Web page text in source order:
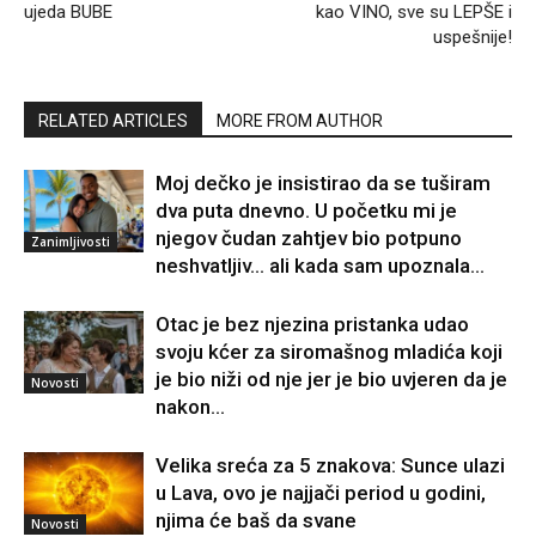
ujeda BUBE
kao VINO, sve su LEPŠE i
uspešnije!
RELATED ARTICLES MORE FROM AUTHOR
Zanimljivosti
Moj dečko je insistirao da se tuširam
dva puta dnevno. U početku mi je
njegov čudan zahtjev bio potpuno
neshvatljiv… ali kada sam upoznala...
Novosti
Otac je bez njezina pristanka udao
svoju kćer za siromašnog mladića koji
je bio niži od nje jer je bio uvjeren da je
nakon...
Novosti
Velika sreća za 5 znakova: Sunce ulazi
u Lava, ovo je najjači period u godini,
njima će baš da svane